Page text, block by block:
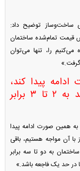
ساخت‌وساز توضیح داد:
قیمت تمام‌شده ساختمان
را، تنها می‌توان
پیدا کند،
قیمت تمام‌شده ساختمان می‌تواند به ۲ تا ۳ برابر
همین صورت ادامه پیدا
آن مواجه هستیم، باقی
به دو تا سه برابر
در حد یک فاجعه باشد.»